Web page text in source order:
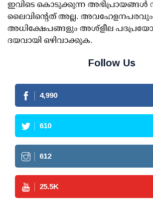
ഇവിടെ കൊടുക്കുന്ന അഭിപ്രായങ്ങള്‍
ലൈവിന്റെത് അല്ല. അവഹേളനപരവും
അധിക്ഷേപങ്ങളും അശ്‌ളീല
ദയവായി ഒഴിവാക്കുക.
Follow Us
4,990
610
612
25.5K